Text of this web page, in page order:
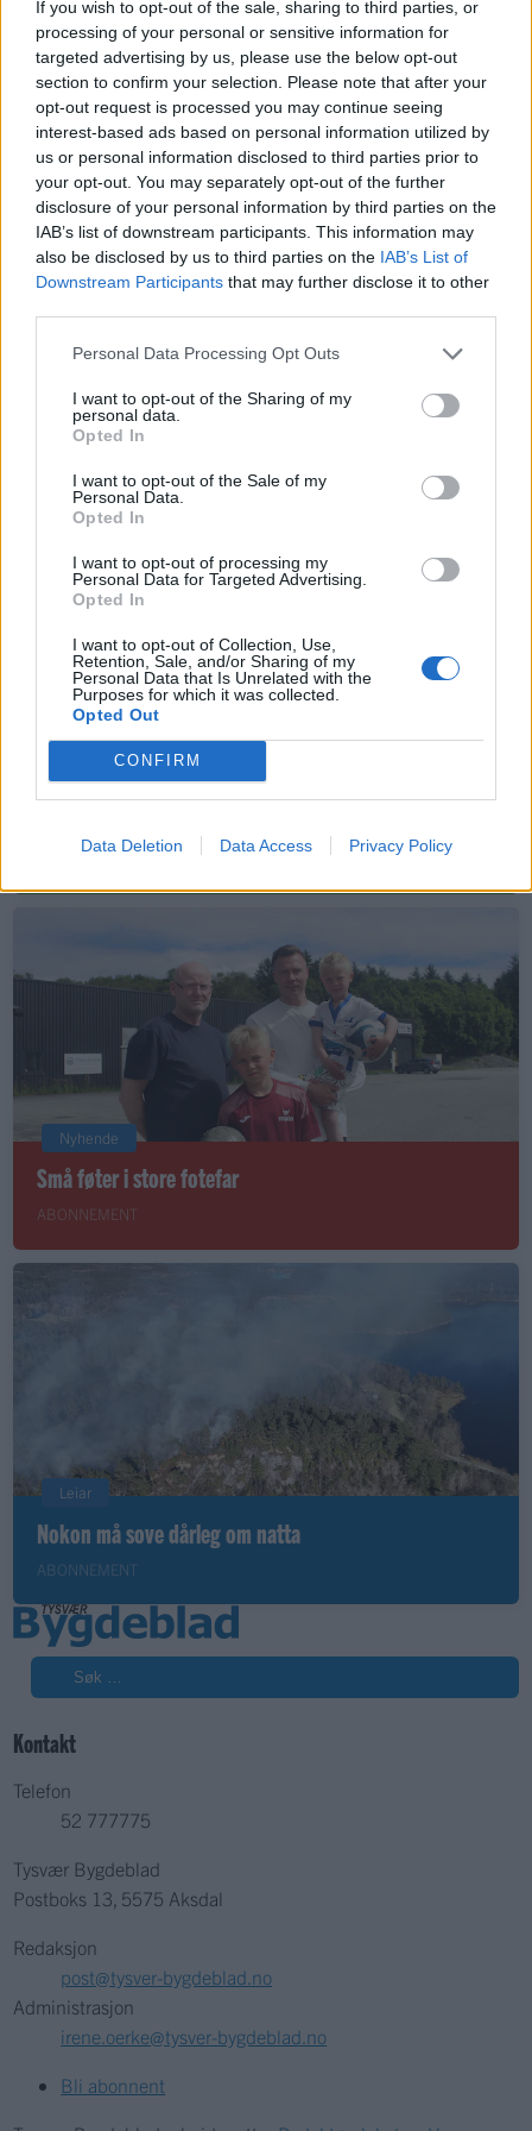
If you wish to opt-out of the sale, sharing to third parties, or
processing of your personal or sensitive information for
targeted advertising by us, please use the below opt-out
section to confirm your selection. Please note that after your
opt-out request is processed you may continue seeing
interest-based ads based on personal information utilized by
us or personal information disclosed to third parties prior to
your opt-out. You may separately opt-out of the further
disclosure of your personal information by third parties on the
IAB’s list of downstream participants. This information may
also be disclosed by us to third parties on the IAB’s List of
Downstream Participants that may further disclose it to other
Personal Data Processing Opt Outs
I want to opt-out of the Sharing of my
personal data.
Opted In
I want to opt-out of the Sale of my
Personal Data.
Opted In
I want to opt-out of processing my
Personal Data for Targeted Advertising.
Opted In
I want to opt-out of Collection, Use,
Retention, Sale, and/or Sharing of my
Personal Data that Is Unrelated with the
Purposes for which it was collected.
Opted Out
CONFIRM
Data Deletion Data Access Privacy Policy
Jevnt
Kampen kunne fort vippet i alle retninger, men et
hardtkjempende Skjold-lag klarte å holde hodet kaldt. Til slutt
var det faktisk gjesten som hadde flest målsjanser i
protokollen.
Keeper Håkon Bådsvik var solid, forsvarsfirere var solid,
midtbanen jobbet og slet i 90 minutter. Fremme var både
Vegard Steinsland og Sander Hettervik mer enn nok for
hjemmelaget.
bygdeblad.no/2019/04/25/live-algard-skjold/
Sport
Mest lest siste syv dager
Sommerpraten
Nyhende
Små føter i store fotefar
ABONNEMENT
Leiar
Nokon må sove dårleg om natta
ABONNEMENT
Kontakt
Telefon
52 777775
Tysvær Bygdeblad
Postboks 13, 5575 Aksdal
Redaksjon
post@tysver-bygdeblad.no
Administrasjon
irene.oerke@tysver-bygdeblad.no
Bli abonnent